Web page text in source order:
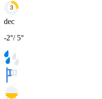
dec
-2°/ 5°